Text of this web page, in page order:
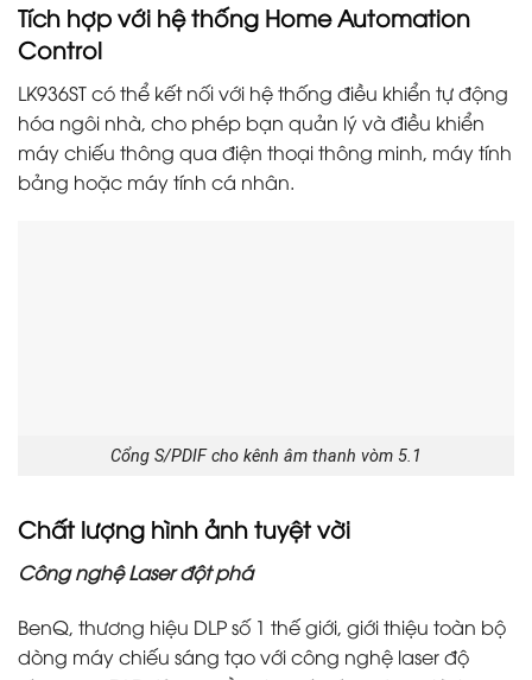
Tích hợp với hệ thống Home Automation
Control
LK936ST có thể kết nối với hệ thống điều khiển tự động
hóa ngôi nhà, cho phép bạn quản lý và điều khiển
máy chiếu thông qua điện thoại thông minh, máy tính
bảng hoặc máy tính cá nhân.
Cổng S/PDIF cho kênh âm thanh vòm 5.1
Chất lượng hình ảnh tuyệt vời
Công nghệ Laser đột phá
BenQ, thương hiệu DLP số 1 thế giới, giới thiệu toàn bộ
dòng máy chiếu sáng tạo với công nghệ laser độ